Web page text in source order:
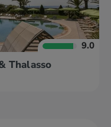
9.0
Thalasso